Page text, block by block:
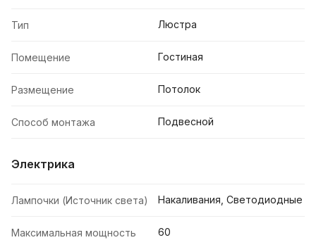
Тип Люстра
Помещение Гостиная
Размещение Потолок
Способ монтажа Подвесной
Электрика
Лампочки (Источник света) Накаливания, Светодиодные
Максимальная мощность
60